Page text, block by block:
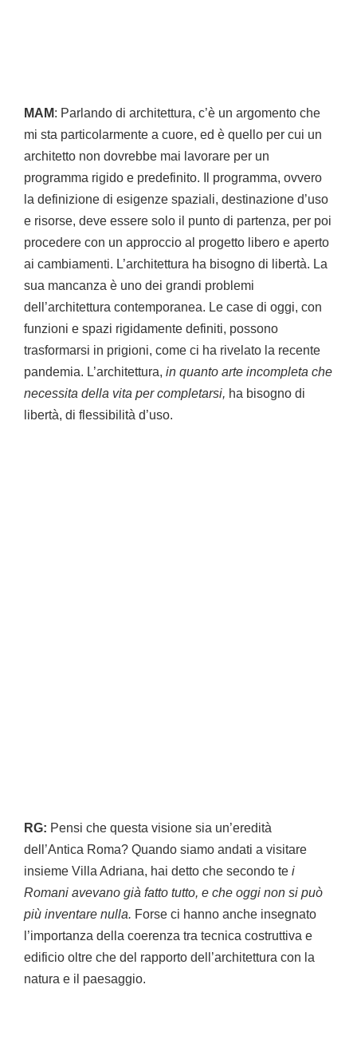
MAM: Parlando di architettura, c’è un argomento che
mi sta particolarmente a cuore, ed è quello per cui un
architetto non dovrebbe mai lavorare per un
programma rigido e predefinito. Il programma, ovvero
la definizione di esigenze spaziali, destinazione d’uso
e risorse, deve essere solo il punto di partenza, per poi
procedere con un approccio al progetto libero e aperto
ai cambiamenti. L’architettura ha bisogno di libertà. La
sua mancanza è uno dei grandi problemi
dell’architettura contemporanea. Le case di oggi, con
funzioni e spazi rigidamente definiti, possono
trasformarsi in prigioni, come ci ha rivelato la recente
pandemia. L’architettura, in quanto arte incompleta che
necessita della vita per completarsi, ha bisogno di
libertà, di flessibilità d’uso.
RG: Pensi che questa visione sia un’eredità
dell’Antica Roma? Quando siamo andati a visitare
insieme Villa Adriana, hai detto che secondo te i
Romani avevano già fatto tutto, e che oggi non si può
più inventare nulla. Forse ci hanno anche insegnato
l’importanza della coerenza tra tecnica costruttiva e
edificio oltre che del rapporto dell’architettura con la
natura e il paesaggio.